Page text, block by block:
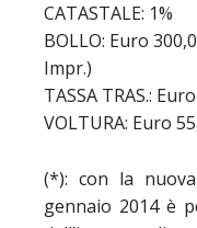
CATASTALE: 1%
BOLLO: Euro
Impr.)
TASSA TRAS.:
VOLTURA: Euro
(*): con la
gennaio 2014 è